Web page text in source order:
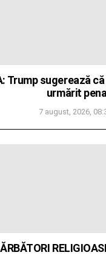
Trump sugerează
urmărit penal
7 august, 2026,